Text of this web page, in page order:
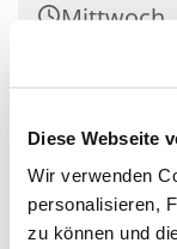
Diese Webseite
Wir verwenden
personalisieren,
zu können und
Mittwoch,
39, 15827